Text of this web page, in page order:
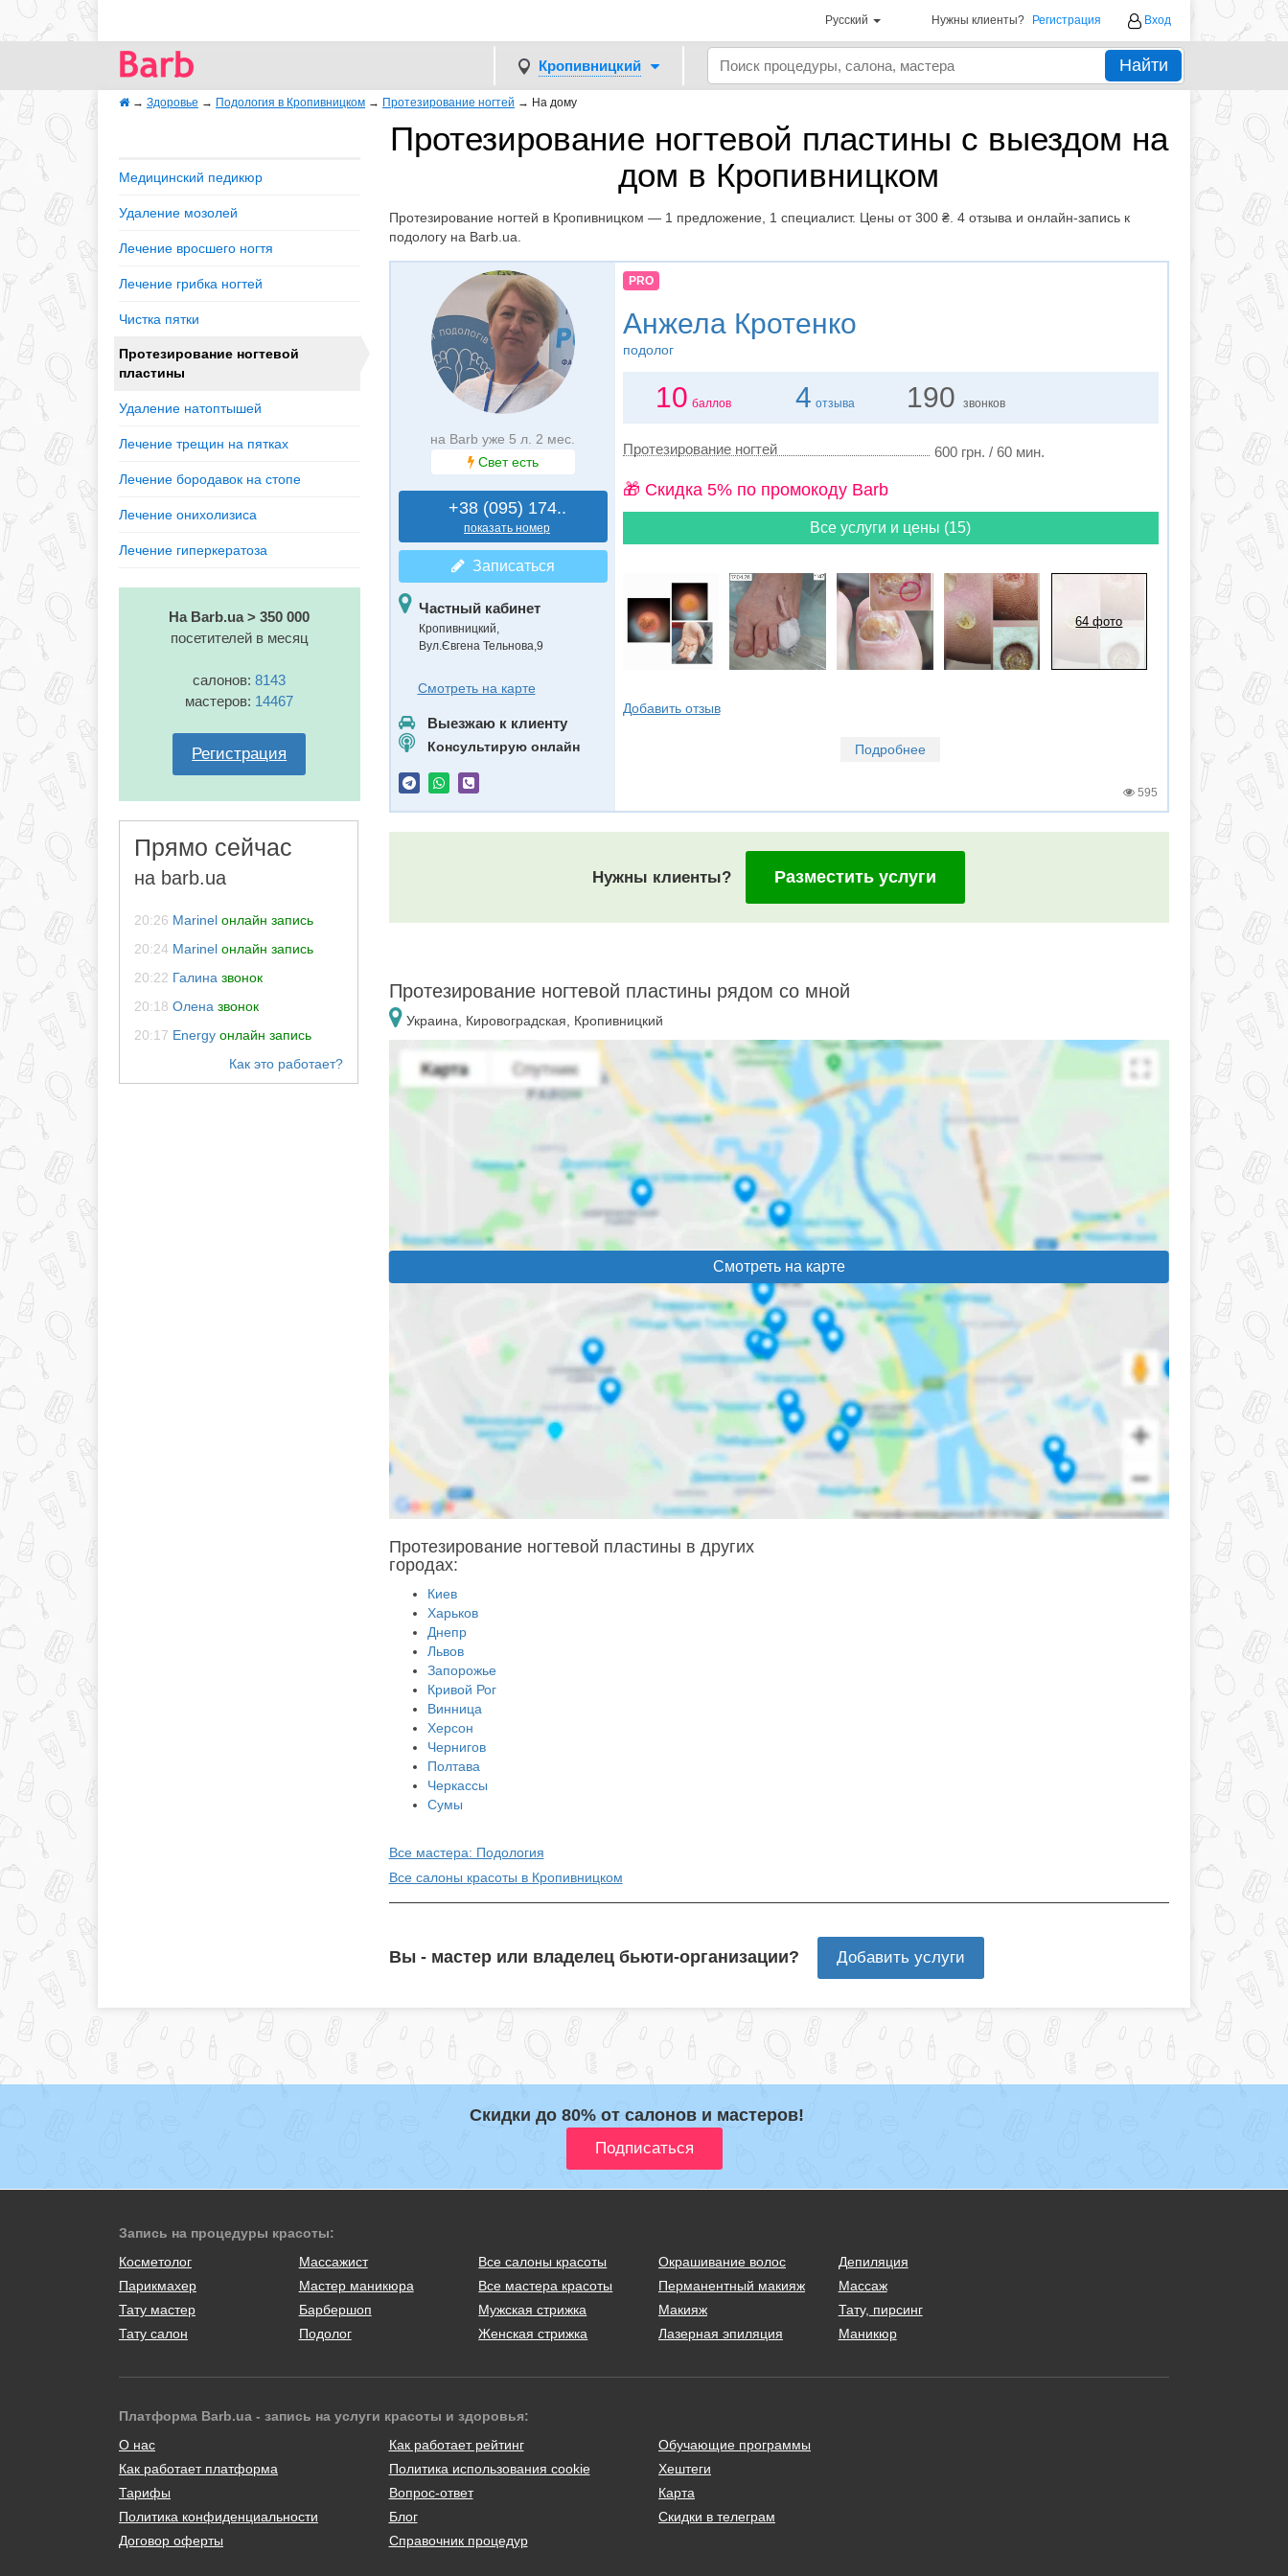
Русский Нужны клиенты? Регистрация Вход
Кропивницкий Найти
→ Здоровье → Подология в Кропивницком → Протезирование ногтей → На дому
Протезирование ногтевой пластины с выездом на
дом в Кропивницком
Протезирование ногтей в Кропивницком — 1 предложение, 1 специалист. Цены от 300 ₴. 4 отзыва и онлайн-запись к
подологу на Barb.ua.
Медицинский педикюр
Удаление мозолей
Лечение вросшего ногтя
Лечение грибка ногтей
Чистка пятки
Протезирование ногтевой
пластины
Удаление натоптышей
Лечение трещин на пятках
Лечение бородавок на стопе
Лечение онихолизиса
Лечение гиперкератоза
На Barb.ua > 350 000
посетителей в месяц
салонов:8143
мастеров: 14467
Регистрация
Прямо сейчас
на barb.ua
20:26 Marinel онлайн запись
20:24 Marinel онлайн запись
20:22 Галина звонок
20:18 Олена звонок
20:17 Energy онлайн запись
на Barb уже 5 л. 2 мес.
Свет есть
+38 (095) 174..
показать номер
Записаться
Частный кабинет
Кропивницкий,
Вул.Євгена Тельнова,9
Смотреть на карте
Выезжаю к клиенту
Консультирую онлайн
PRO
Анжела Кротенко
подолог
10 баллов 4 отзыва 190 звонков
Протезирование ногтей 600 грн. / 60 мин.
🎁 Cкидка 5% по промокоду Barb
Все услуги и цены (15)
64 фото
Добавить отзыв
Подробнее
595
Нужны клиенты? Разместить услуги
Протезирование ногтевой пластины рядом со мной
Украина, Кировоградская, Кропивницкий
Смотреть на карте
Протезирование ногтевой пластины в других
городах:
Киев
Харьков
Днепр
Львов
Запорожье
Кривой Рог
Винница
Херсон
Чернигов
Полтава
Черкассы
Сумы
Все мастера: Подология
Все салоны красоты в Кропивницком
Вы - мастер или владелец бьюти-организации? Добавить услуги
Скидки до 80% от салонов и мастеров!
Запись на процедуры красоты:
Косметолог
Массажист
Парикмахер
Мастер маникюра
Тату мастер
Барбершоп
Тату салон
Подолог
Все салоны красоты
Все мастера красоты
Мужская стрижка
Женская стрижка
Окрашивание волос
Перманентный макияж
Макияж
Лазерная эпиляция
Депиляция
Массаж
Тату, пирсинг
Маникюр
Платформа Barb.ua - запись на услуги красоты и здоровья:
О нас
Как работает платформа
Тарифы
Политика конфиденциальности
Договор оферты
Как работает рейтинг
Политика использования cookie
Вопрос-ответ
Блог
Справочник процедур
Обучающие программы
Хештеги
Карта
Скидки в телеграм